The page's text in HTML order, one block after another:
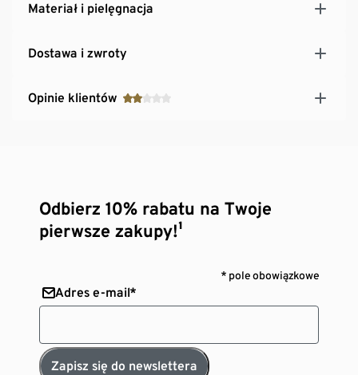
Materiał i pielęgnacja
Dostawa i zwroty
Opinie klientów
Odbierz 10% rabatu na Twoje
pierwsze zakupy!¹
* pole obowiązkowe
Adres e-mail*
Zapisz się do newslettera